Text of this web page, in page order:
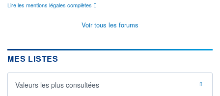
Lire les mentions légales complètes
Voir tous les forums
MES LISTES
Valeurs les plus consultées